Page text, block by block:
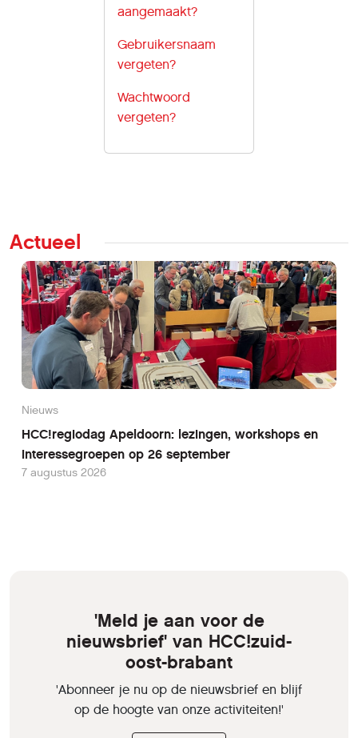
aangemaakt?
Gebruikersnaam
vergeten?
Wachtwoord
vergeten?
Actueel
Nieuws
HCC!regiodag Apeldoorn: lezingen, workshops en
interessegroepen op 26 september
7 augustus 2026
'Meld je aan voor de
nieuwsbrief' van HCC!zuid-
oost-brabant
'Abonneer je nu op de nieuwsbrief en blijf
op de hoogte van onze activiteiten!'